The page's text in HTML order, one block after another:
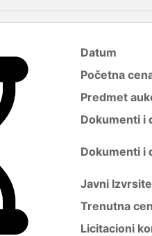
Datum
Početna
Predmet
Dokumenti i
Dokumenti i
Javni
Trenutna
Licitacioni